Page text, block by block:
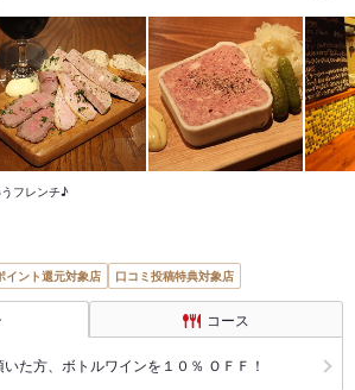
フレンチ♪
イント還元対象店 口コミ投稿特典対象店
コース
た方、ボトルワインを１０％ ＯＦＦ！